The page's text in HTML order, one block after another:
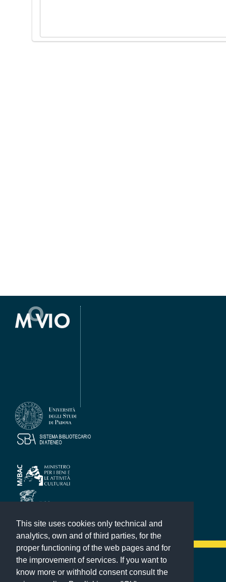
This site uses cookies only technical and
analytics, own and of third parties, for the
proper functioning of the web pages and for
the improvement of services. If you want to
know more or withhold consent consult the
Altre mostre virtuali
Dove siamo